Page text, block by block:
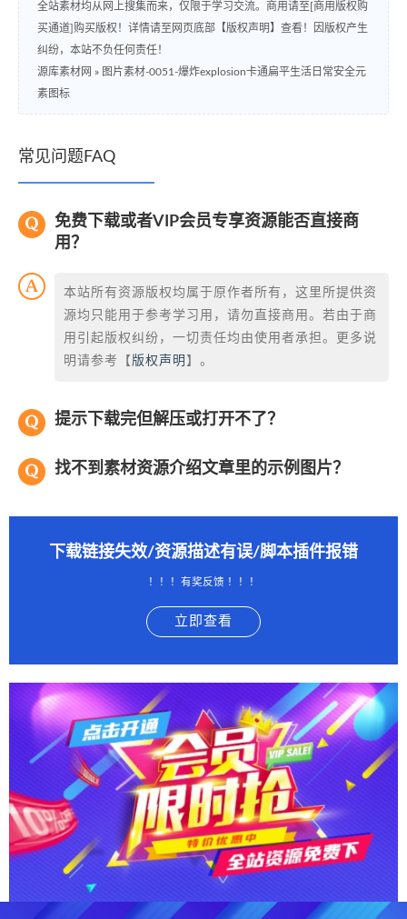
全站素材均从网上搜集而来，仅限于学习交流。商用请至[商用版权购
买通道]购买版权！详情请至网页底部【版权声明】查看！因版权产生
纠纷，本站不负任何责任！
源库素材网 » 图片素材-0051-爆炸explosion卡通扁平生活日常安全元
素图标
常见问题FAQ
免费下载或者VIP会员专享资源能否直接商
用？
本站所有资源版权均属于原作者所有，这里所提供资
源均只能用于参考学习用，请勿直接商用。若由于商
用引起版权纠纷，一切责任均由使用者承担。更多说
明请参考【 版权声明 】。
提示下载完但解压或打开不了？
找不到素材资源介绍文章里的示例图片？
下载链接失效/资源描述有误/脚本插件报错
！！！有奖反馈 ！！！
立即查看